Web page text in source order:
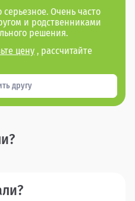
Очень часто
и родственниками
решения.
цену , рассчитайте
другу